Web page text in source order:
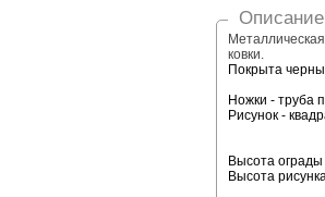
Описание
ковки.
Покрыта
Ножки - труба
Рисунок -
Высота ограды
Высота